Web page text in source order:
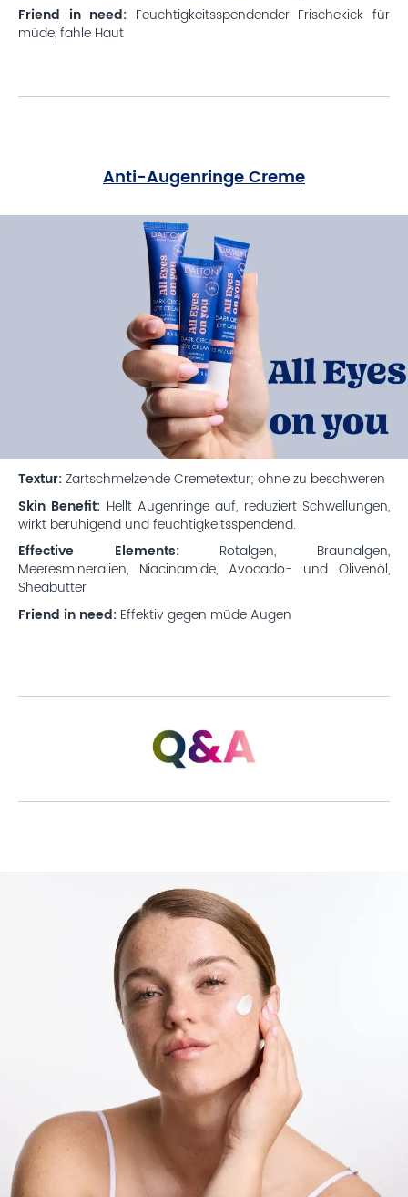
Friend in need: Feuchtigkeitsspendender Frischekick für
müde, fahle Haut
Anti-Augenringe Creme
Textur:Zartschmelzende Cremetextur; ohne zu beschweren
Skin Benefit: Hellt Augenringe auf, reduziert Schwellungen,
wirkt beruhigend und feuchtigkeitsspendend.
Effective Elements: Rotalgen, Braunalgen,
Meeresmineralien, Niacinamide, Avocado- und Olivenöl,
Sheabutter
Friend in need: Effektiv gegen müde Augen